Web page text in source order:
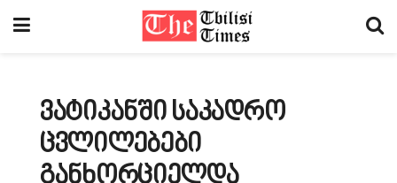
ვატიკანში საკადრო
ცვლილებები
განხორციელდა